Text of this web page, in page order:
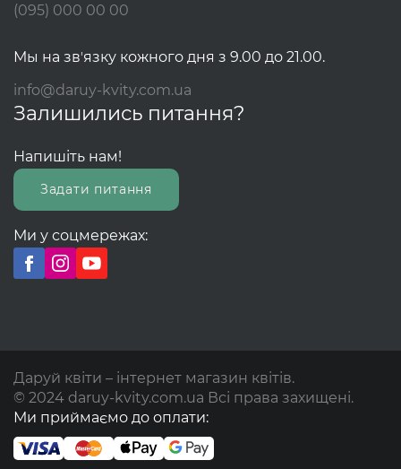
(095) 000 00 00
Мы на звʼязку кожного дня з 9.00 до 21.00.
info@daruy-kvity.com.ua
Залишились питання?
Напишіть нам!
Задати питання
Ми у соцмережах:
Даруй квіти – інтернет магазин квітів.
© 2024 daruy-kvity.com.ua Всі права захищені.
Ми приймаємо до оплати: